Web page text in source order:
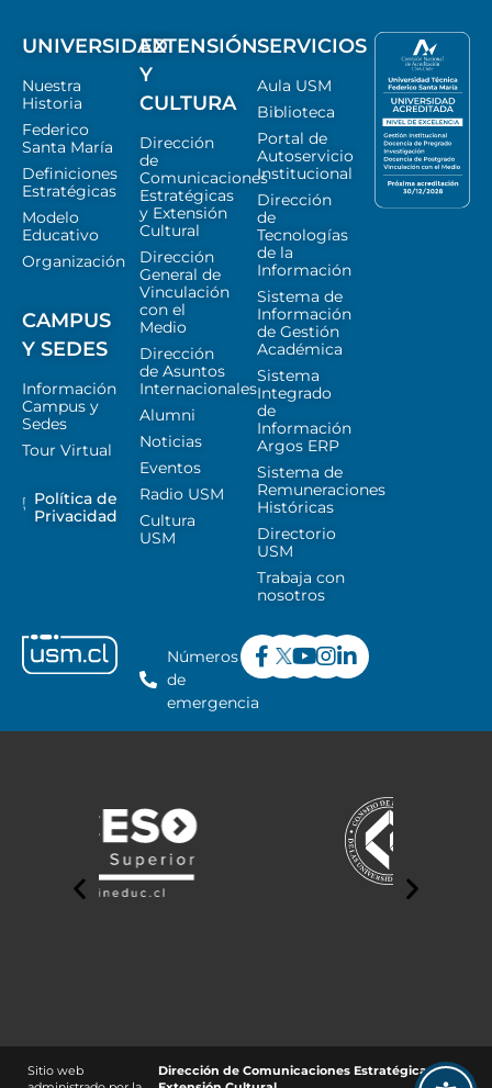
UNIVERSIDAD
Nuestra
Historia
Federico
Santa María
Definiciones
Estratégicas
Modelo
Educativo
Organización
CAMPUS
Y SEDES
Información
Campus y
Sedes
Tour Virtual
Política de
Privacidad
EXTENSIÓN
Y
CULTURA
Dirección
de
Comunicaciones
Estratégicas
y Extensión
Cultural
Dirección
General de
Vinculación
con el
Medio
Dirección
de Asuntos
Internacionales
Alumni
Noticias
Eventos
Radio USM
Cultura
USM
SERVICIOS
Aula USM
Biblioteca
Portal de
Autoservicio
Institucional
Dirección
de
Tecnologías
de la
Información
Sistema de
Información
de Gestión
Académica
Sistema
Integrado
de
Información
Argos ERP
Sistema de
Remuneraciones
Históricas
Directorio
USM
Trabaja con
nosotros
Números
de
emergencia
Sitio web
Dirección de Comunicaciones Estratégicas y